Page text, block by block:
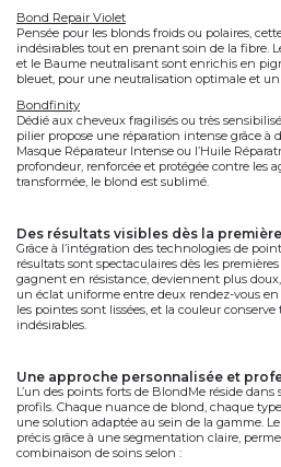
Bond Repair Violet
Pensée pour les blonds froids ou polaires,
indésirables tout en prenant soin de la fibre.
et le Baume neutralisant sont enrichis en
bleuet, pour une neutralisation optimale et
Bondfinity
Dédié aux cheveux fragilisés ou très
pilier propose une réparation intense grâce à
Masque Réparateur Intense ou l’Huile
profondeur, renforcée et protégée contre les
transformée, le blond est sublimé.
des résultats visibles dès la
Grâce à l’intégration des technologies de
résultats sont spectaculaires dès les
gagnent en résistance, deviennent plus doux,
un éclat uniforme entre deux rendez-vous
les pointes sont lissées, et la couleur
indésirables.
une approche personnalisée et
L’un des points forts de BlondMe réside dans
profils. Chaque nuance de blond, chaque
une solution adaptée au sein de la gamme.
précis grâce à une segmentation claire,
combinaison de soins selon :